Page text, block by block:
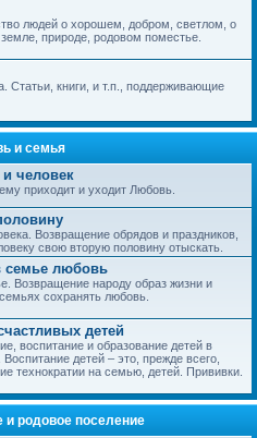
людей о хорошем, добром, светлом, о
природе, родовом поместье.
Статьи, книги, и т.п., поддерживающие
и семья
человек
приходит и уходит Любовь.
Возвращение обрядов и праздников,
свою вторую половину отыскать.
семье любовь
Возвращение народу образ жизни и
сохранять любовь.
детей
воспитание и образование детей в
детей – это, прежде всего,
технократии на семью, детей. Прививки.
и родовое поселение